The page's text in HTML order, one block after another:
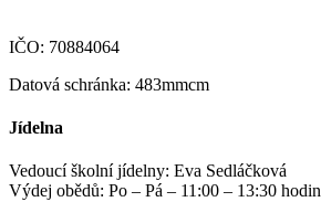
IČO: 70884064
Datová schránka: 483mmcm
Jídelna
Vedoucí školní jídelny: Eva Sedláčková
Výdej obědů: Po – Pá – 11:00 – 13:30 hodin